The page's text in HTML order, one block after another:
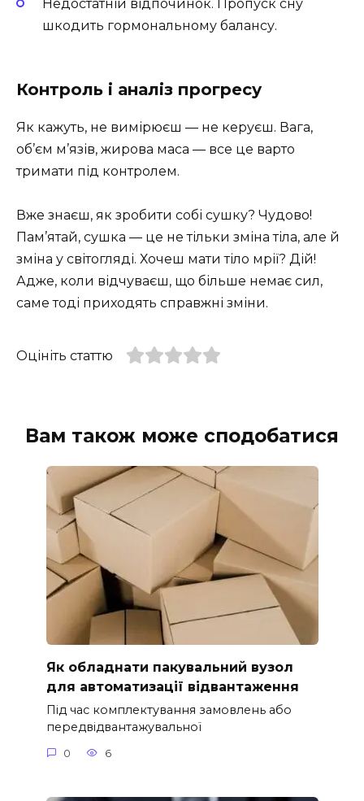
Недостатній відпочинок. Пропуск сну
шкодить гормональному балансу.
Контроль і аналіз прогресу
Як кажуть, не вимірюєш — не керуєш. Вага,
об’єм м’язів, жирова маса — все це варто
тримати під контролем.
Вже знаєш, як зробити собі сушку? Чудово!
Пам’ятай, сушка — це не тільки зміна тіла, але й
зміна у світогляді. Хочеш мати тіло мрії? Дій!
Адже, коли відчуваєш, що більше немає сил,
саме тоді приходять справжні зміни.
Оцініть статтю
Вам також може сподобатися
Як обладнати пакувальний вузол
для автоматизації відвантаження
Під час комплектування замовлень або
передвідвантажувальної
0 6